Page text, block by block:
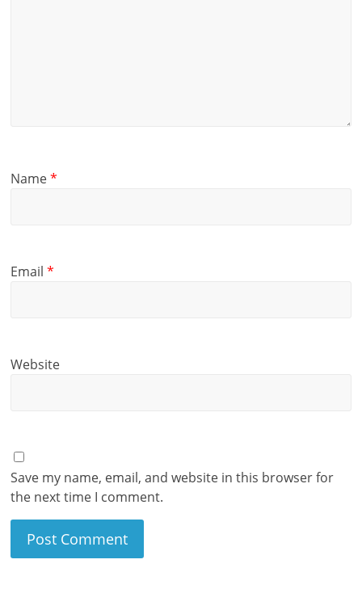
Name*
Email*
Website
Save my name, email, and website in this browser for
the next time I comment.